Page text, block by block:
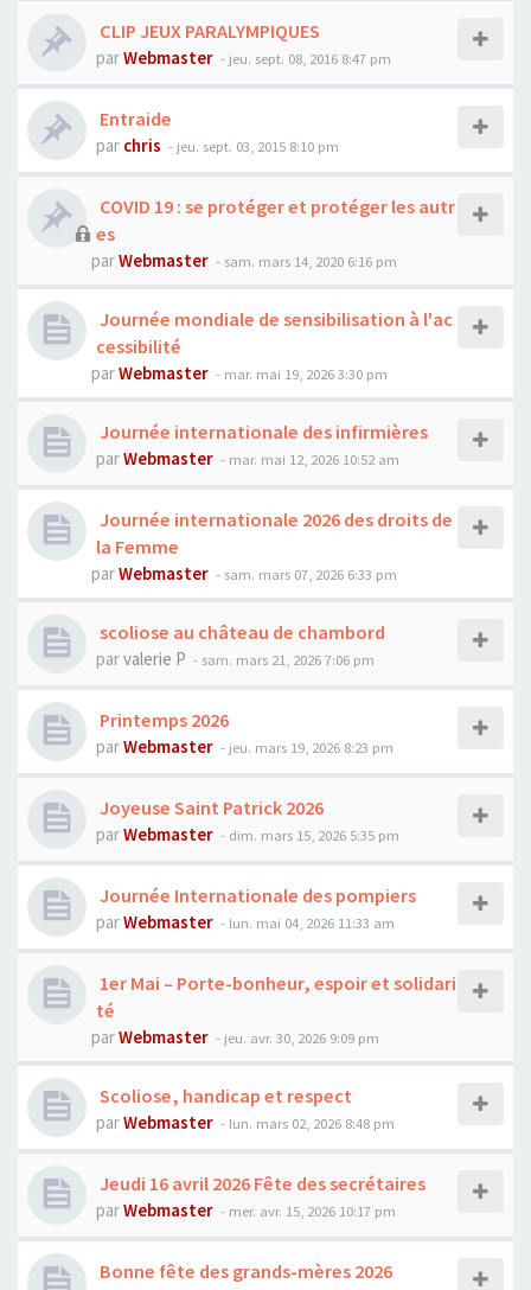
CLIP JEUX PARALYMPIQUES
parWebmaster - jeu. sept. 08, 2016 8:47 pm
Entraide
par chris - jeu. sept. 03, 2015 8:10 pm
COVID 19 : se protéger et protéger les autr
es
parWebmaster - sam. mars 14, 2020 6:16 pm
Journée mondiale de sensibilisation à l'ac
cessibilité
parWebmaster - mar. mai 19, 2026 3:30 pm
Journée internationale des infirmières
parWebmaster - mar. mai 12, 2026 10:52 am
Journée internationale 2026 des droits de
la Femme
parWebmaster - sam. mars 07, 2026 6:33 pm
scoliose au château de chambord
parvalerie P - sam. mars 21, 2026 7:06 pm
Printemps 2026
parWebmaster - jeu. mars 19, 2026 8:23 pm
Joyeuse Saint Patrick 2026
parWebmaster - dim. mars 15, 2026 5:35 pm
Journée Internationale des pompiers
parWebmaster - lun. mai 04, 2026 11:33 am
1er Mai – Porte-bonheur, espoir et solidari
té
parWebmaster - jeu. avr. 30, 2026 9:09 pm
Scoliose, handicap et respect
parWebmaster - lun. mars 02, 2026 8:48 pm
Jeudi 16 avril 2026 Fête des secrétaires
parWebmaster - mer. avr. 15, 2026 10:17 pm
Bonne fête des grands-mères 2026